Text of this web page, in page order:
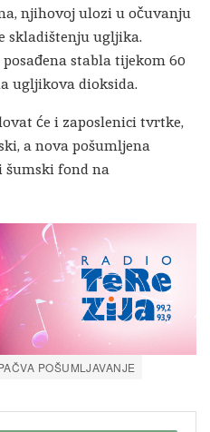
njihovoj ulozi u očuvanju
skladištenju ugljika.
posađena stabla tijekom 60
ugljikova dioksida.
će i zaposlenici tvrtke,
a nova pošumljena
šumski fond na
POŠUMLJAVANJE